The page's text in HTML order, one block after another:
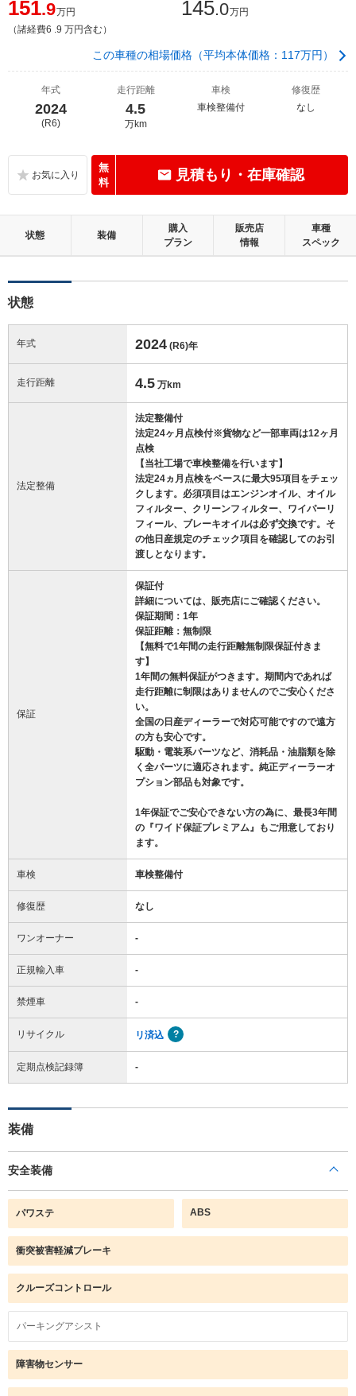
151.9万円
（諸経費6 .9 万円含む）
145.0万円
この車種の相場価格（平均本体価格：117万円）
年式
2024
(R6)
走行距離
4.5
万km
車検
車検整備付
修復歴
なし
無
料
見積もり・在庫確認
状態 装備
購入
プラン
販売店
情報
車種
スペック
状態
年式 2024 (R6)年
走行距離 4.5 万km
法定整備
法定整備付
法定24ヶ月点検付※貨物など一部車両は12ヶ月
点検
【当社工場で車検整備を行います】
法定24ヵ月点検をベースに最大95項目をチェッ
クします。必須項目はエンジンオイル、オイル
フィルター、クリーンフィルター、ワイパーリ
フィール、ブレーキオイルは必ず交換です。そ
の他日産規定のチェック項目を確認してのお引
渡しとなります。
保証
保証付
詳細については、販売店にご確認ください。
保証期間：1年
保証距離：無制限
【無料で1年間の走行距離無制限保証付きま
す】
1年間の無料保証がつきます。期間内であれば
走行距離に制限はありませんのでご安心くださ
い。
全国の日産ディーラーで対応可能ですので遠方
の方も安心です。
駆動・電装系パーツなど、消耗品・油脂類を除
く全パーツに適応されます。純正ディーラーオ
プション部品も対象です。
1年保証でご安心できない方の為に、最長3年間
の『ワイド保証プレミアム』もご用意しており
ます。
車検 車検整備付
修復歴 なし
ワンオーナー -
正規輸入車 -
禁煙車 -
リサイクル リ済込
定期点検記録簿 -
装備
安全装備
パワステ ABS
衝突被害軽減ブレーキ
クルーズコントロール
パーキングアシスト
障害物センサー